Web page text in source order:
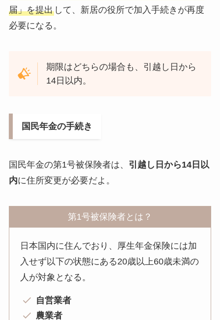
届」を提出して、新居の役所で加入手続きが再度
必要になる。
期限はどちらの場合も、引越し日から
14日以内。
国民年金の手続き
国民年金の第1号被保険者は、 引越し日から14日以
内に住所変更が必要だよ。
第1号被保険者とは？
日本国内に住んでおり、厚生年金保険には加
入せず以下の状態にある20歳以上60歳未満の
人が対象となる。
自営業者
農業者